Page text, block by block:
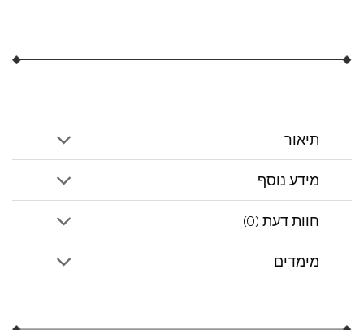
תיאור
מידע נוסף
חוות דעת (0)
מימדים